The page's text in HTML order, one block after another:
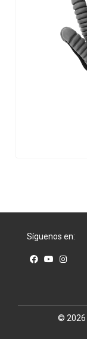
Síguenos en:
© 2026